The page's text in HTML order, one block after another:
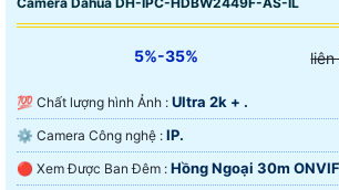
5%-35% liên
💯 Chất lượng hình Ảnh : Ultra 2k + .
⚙ Camera Công nghệ : IP.
🔴 Xem Được Ban Đêm : Hồng Ngoại 30m